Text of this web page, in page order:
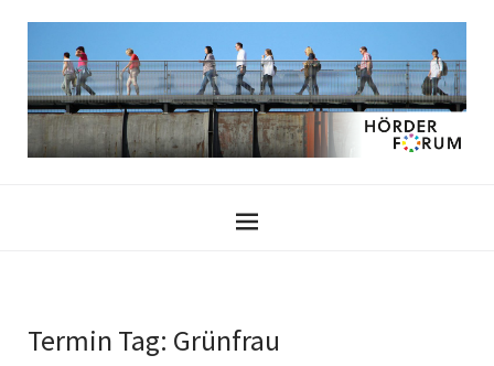
Termin Tag: Grünfrau